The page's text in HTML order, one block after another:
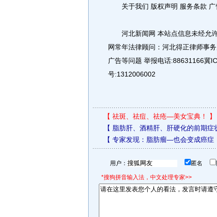
关于我们 版权声明 服务条款 广
河北新闻网 本站点信息未经允许
网常年法律顾问：河北得正律师事
广告等问题 举报电话:88631166冀
号:1312006002
【 祛斑、祛痘、祛疮—美女宝典！
】
【 脂肪肝、酒精肝、肝硬化的前期症
【 专家发现：脂肪瘤—也会变成癌症
用户： 匿名
*搜狗拼音输入法，中文处理专家>>